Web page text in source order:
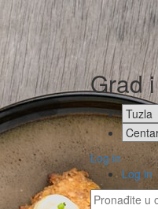
Grad
Log in
Log in